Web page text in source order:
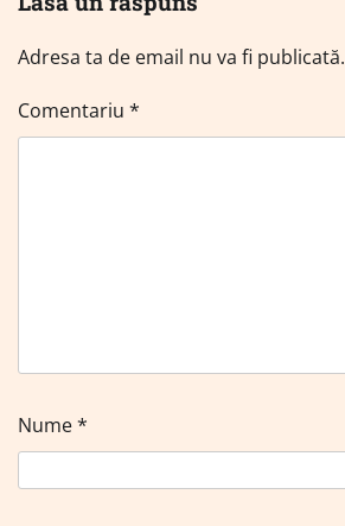
Adresa ta de email nu va fi publicată.
Comentariu *
Nume*